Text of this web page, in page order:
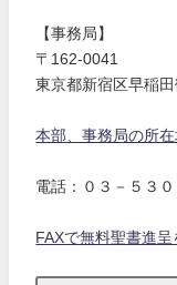
【事務局】
〒162-0041
東京都新宿区早稲
本部、事務局の所
電話：０３－５３
FAXで無料聖書進